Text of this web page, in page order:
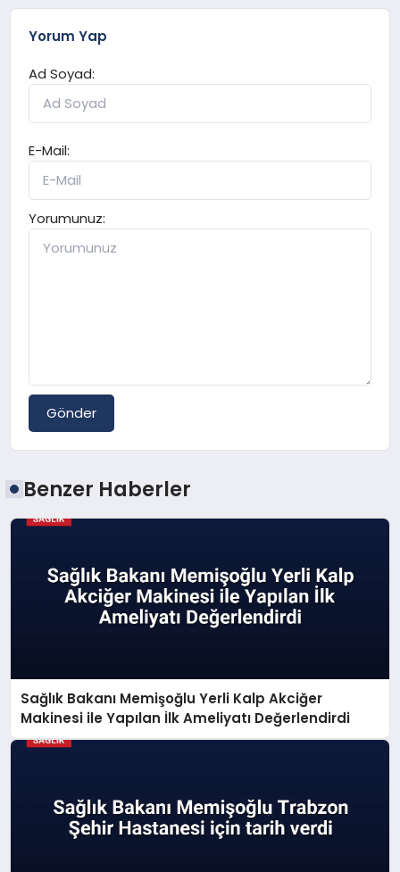
Yorum Yap
Ad Soyad:
E-Mail:
Yorumunuz:
Gönder
Benzer Haberler
Sağlık Bakanı Memişoğlu Yerli Kalp Akciğer
Makinesi ile Yapılan İlk Ameliyatı Değerlendirdi